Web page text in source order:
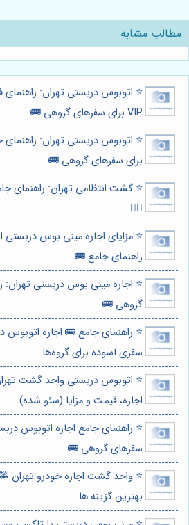
مطالب مشابه
⭐️ اتوبوس دربستی تهران: راهنمای
VIP برای سفرهای گروهی 🚌
برای سفرهای گروهی 🚌
⭐️ گشت انتظامی تهران: راهنمای
👮‍♂️
⭐️ مزایای اجاره مینی بوس
راهنمای جامع 🚌
⭐️ اجاره مینی بوس دربستی تهران:
گروهی 🚌
⭐️ راهنمای جامع 🚌 اجاره
سفری آسوده برای گروه‌ها
⭐️ اتوبوس دربستی واحد گشت
اجاره، قیمت و مزایا (سئو شده)
⭐️ راهنمای جامع اجاره اتوبوس
سفرهای گروهی 🚌
⭐️ واحد گشت اجاره خودرو تهران
بهترین گزینه ها